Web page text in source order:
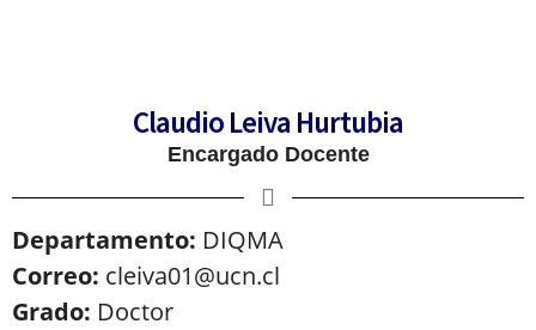
Claudio Leiva Hurtubia
Encargado Docente
Departamento: DIQMA
Correo: cleiva01@ucn.cl
Grado: Doctor